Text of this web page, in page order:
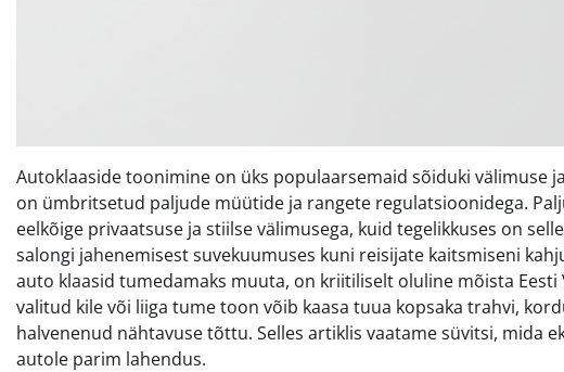
Autoklaaside toonimine on üks populaarsemaid sõiduki välimuse
on ümbritsetud paljude müütide ja rangete regulatsioonidega.
eelkõige privaatsuse ja stiilse välimusega, kuid tegelikkuses on
salongi jahenemisest suvekuumuses kuni reisijate kaitsmiseni
auto klaasid tumedamaks muuta, on kriitiliselt oluline mõista
valitud kile või liiga tume toon võib kaasa tuua kopsaka trahvi,
halvenenud nähtavuse tõttu. Selles artiklis vaatame süvitsi, mida
autole parim lahendus.